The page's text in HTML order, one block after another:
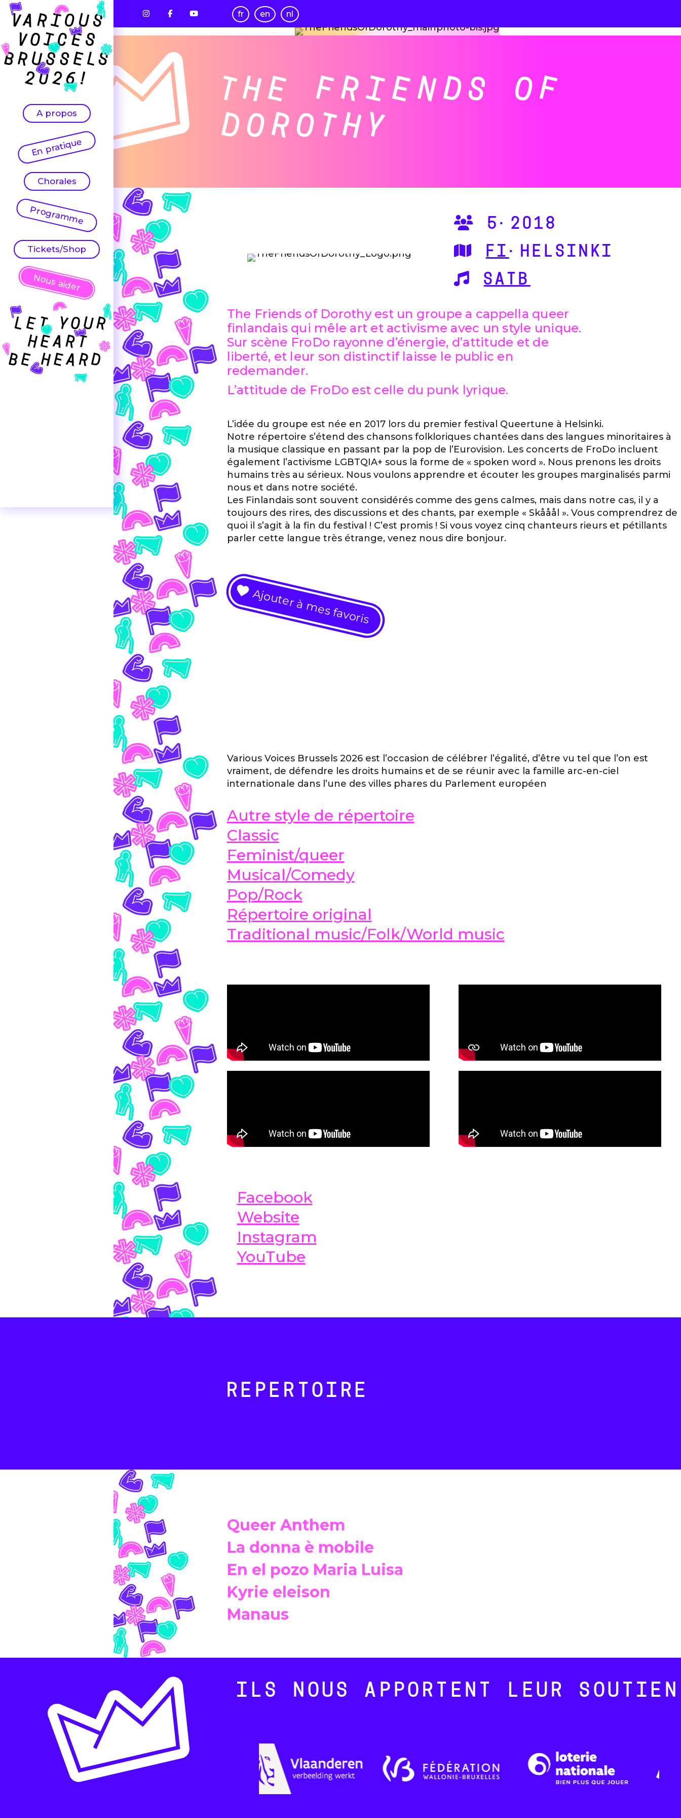
fr en nl
A propos
En pratique
Chorales
Programme
Tickets/Shop
Nous aider
THE FRIENDS OF
DOROTHY
5·2018
FI ·HELSINKI
SATB
The Friends of Dorothy est un groupe a cappella queer
finlandais qui mêle art et activisme avec un style unique.
Sur scène FroDo rayonne d’énergie, d’attitude et de
liberté, et leur son distinctif laisse le public en
redemander.
L’attitude de FroDo est celle du punk lyrique.
L’idée du groupe est née en 2017 lors du premier festival Queertune à Helsinki.
Notre répertoire s’étend des chansons folkloriques chantées dans des langues minoritaires à
la musique classique en passant par la pop de l’Eurovision. Les concerts de FroDo incluent
également l’activisme LGBTQIA+ sous la forme de « spoken word ». Nous prenons les droits
humains très au sérieux. Nous voulons apprendre et écouter les groupes marginalisés parmi
nous et dans notre société.
Les Finlandais sont souvent considérés comme des gens calmes, mais dans notre cas, il y a
toujours des rires, des discussions et des chants, par exemple « Skååål ». Vous comprendrez de
quoi il s’agit à la fin du festival ! C’est promis ! Si vous voyez cinq chanteurs rieurs et pétillants
parler cette langue très étrange, venez nous dire bonjour.
Ajouter à mes favoris
Various Voices Brussels 2026 est l’occasion de célébrer l’égalité, d’être vu tel que l’on est
vraiment, de défendre les droits humains et de se réunir avec la famille arc-en-ciel
internationale dans l’une des villes phares du Parlement européen
Autre style de répertoire
Classic
Feminist/queer
Musical/Comedy
Pop/Rock
Répertoire original
Traditional music/Folk/World music
Facebook
Website
Instagram
YouTube
REPERTOIRE
Queer Anthem
La donna è mobile
En el pozo Maria Luisa
Kyrie eleison
Manaus
ILS NOUS APPORTENT LEUR SOUTIEN